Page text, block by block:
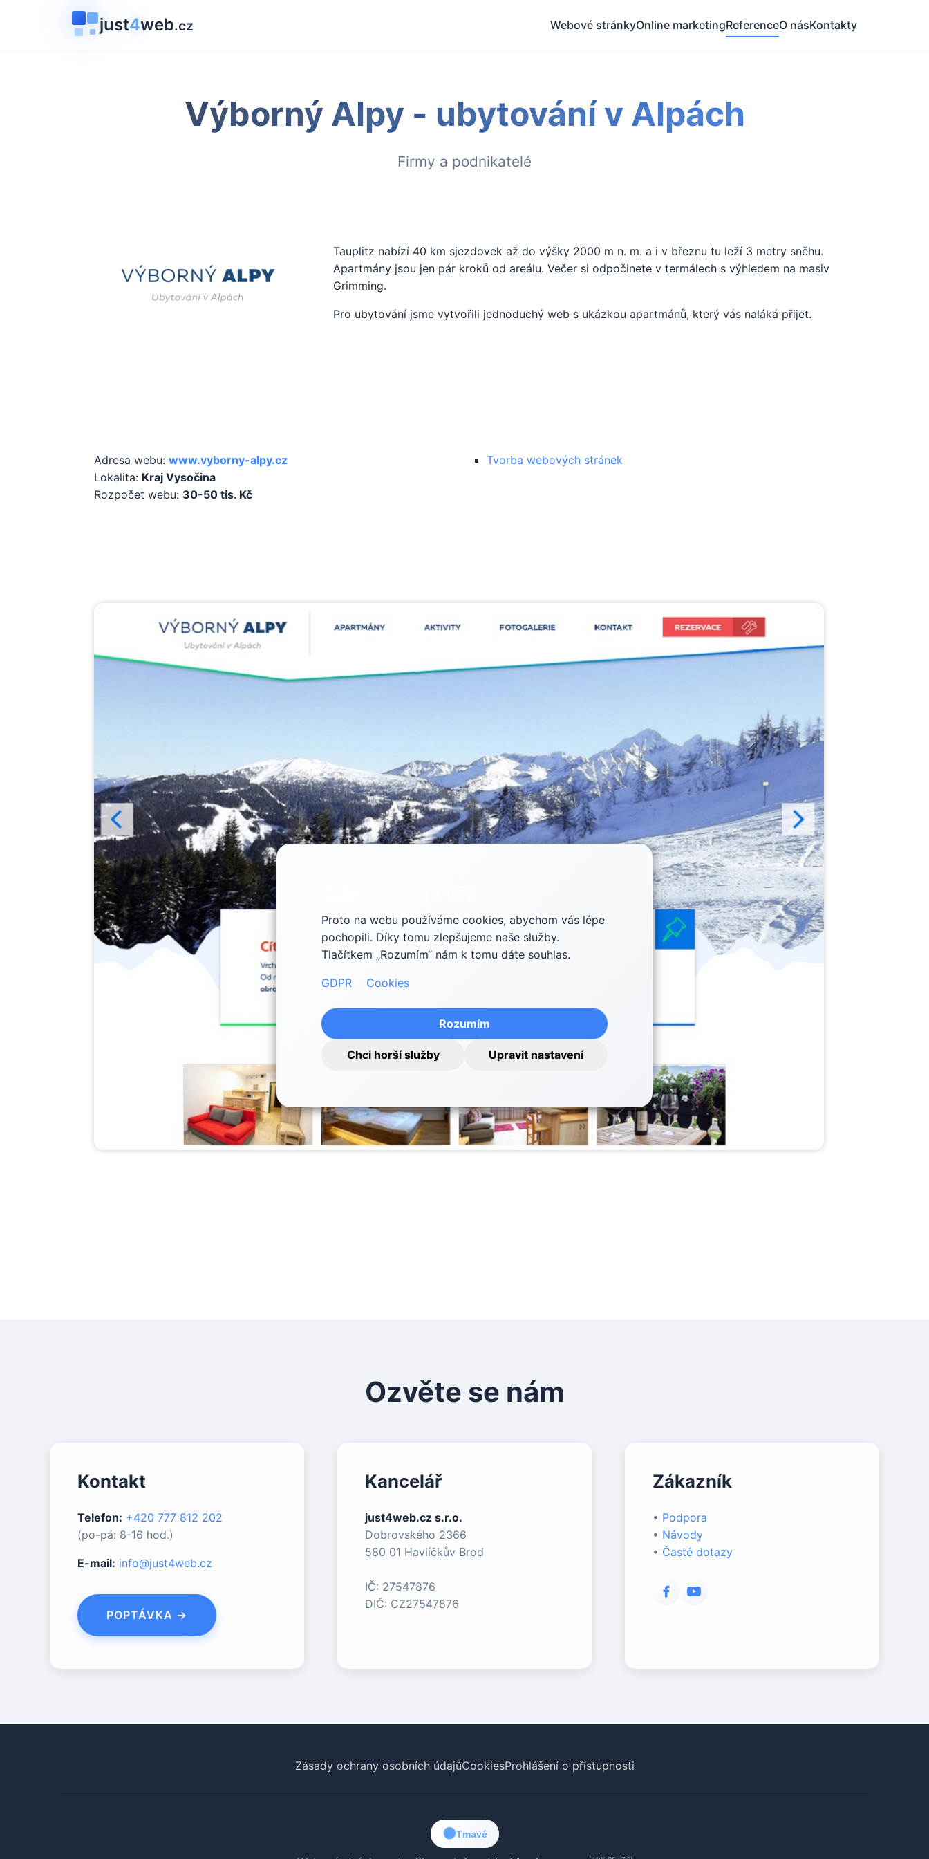
just4web.cz Webové stránkyOnline marketingReferenceO násKontakty
Výborný Alpy - ubytování v Alpách
Firmy a podnikatelé
Tauplitz nabízí 40 km sjezdovek až do výšky 2000 m n. m. a i v březnu tu leží 3 metry sněhu.
Apartmány jsou jen pár kroků od areálu. Večer si odpočinete v termálech s výhledem na masiv
Grimming.
Pro ubytování jsme vytvořili jednoduchý web s ukázkou apartmánů, který vás naláká přijet.
Adresa webu: www.vyborny-alpy.cz
Lokalita: Kraj Vysočina
Rozpočet webu: 30-50 tis. Kč
Tvorba webových stránek
Ozvěte se nám
Kontakt
Telefon: +420 777 812 202
(po-pá: 8-16 hod.)
E-mail: info@just4web.cz
POPTÁVKA →
Kancelář
just4web.cz s.r.o.
Dobrovského 2366
580 01 Havlíčkův Brod
IČ: 27547876
DIČ: CZ27547876
Zákazník
• Podpora
• Návody
• Časté dotazy
Zásady ochrany osobních údajůCookiesProhlášení o přístupnosti
🌑Tmavé
Proto na webu používáme cookies, abychom vás lépe
pochopili. Díky tomu zlepšujeme naše služby.
Tlačítkem „Rozumím“ nám k tomu dáte souhlas.
GDPR Cookies
Rozumím
Chci horší služby Upravit nastavení